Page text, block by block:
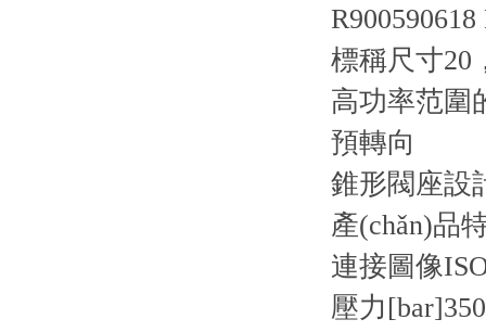
標稱尺寸
高功率范圍
預轉向
錐形閥座設
產(chǎn)品
連接圖像
壓力[bar]350